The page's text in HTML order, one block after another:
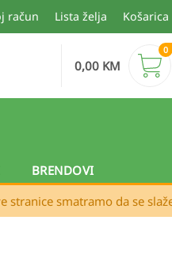
račun Lista želja Košarica
0,00 KM
0
BRENDOVI
smatramo da se